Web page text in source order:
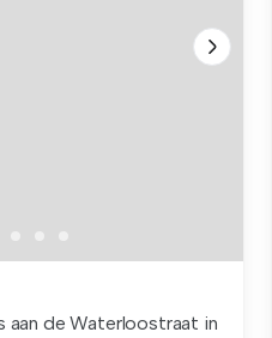
aan de Waterloostraat in